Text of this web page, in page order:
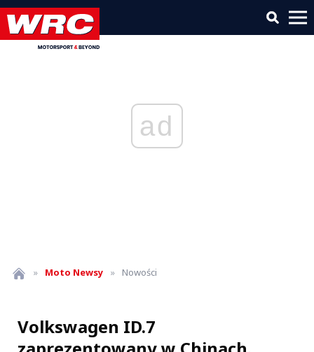
ad
» Moto Newsy » Nowości
Volkswagen ID.7